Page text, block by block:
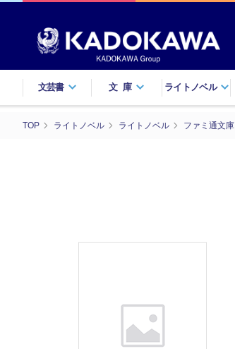
文芸書 文庫 ライトノベル
TOP ライトノベル ライトノベル ファミ通文庫